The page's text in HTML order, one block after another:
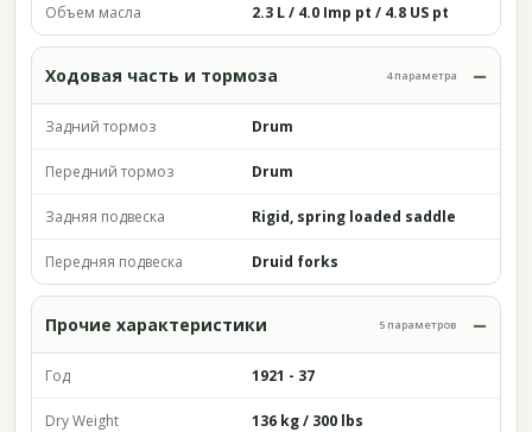
Объем масла 2.3 L / 4.0 Imp pt / 4.8 US pt
Ходовая часть и тормоза 4 параметра
Задний тормоз Drum
Передний тормоз Drum
Задняя подвеска Rigid, spring loaded saddle
Передняя подвеска Druid forks
Прочие характеристики 5 параметров
Год 1921 - 37
Dry Weight 136 kg / 300 lbs